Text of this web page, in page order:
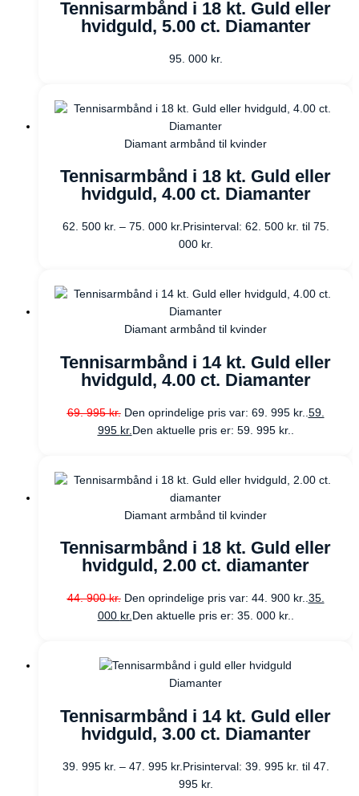
Tennisarmbånd i 18 kt. Guld eller
hvidguld, 5.00 ct. Diamanter
95. 000 kr.
Diamant armbånd til kvinder
Tennisarmbånd i 18 kt. Guld eller
hvidguld, 4.00 ct. Diamanter
62. 500 kr. – 75. 000 kr. Prisinterval: 62. 500 kr. til 75.
000 kr.
Diamant armbånd til kvinder
Tennisarmbånd i 14 kt. Guld eller
hvidguld, 4.00 ct. Diamanter
69. 995kr. Den oprindelige pris var: 69. 995 kr.. 59.
995 kr. Den aktuelle pris er: 59. 995 kr..
Diamant armbånd til kvinder
Tennisarmbånd i 18 kt. Guld eller
hvidguld, 2.00 ct. diamanter
44. 900kr. Den oprindelige pris var: 44. 900 kr..35.
000 kr. Den aktuelle pris er: 35. 000 kr..
Diamanter
Tennisarmbånd i 14 kt. Guld eller
hvidguld, 3.00 ct. Diamanter
39. 995 kr. – 47. 995 kr. Prisinterval: 39. 995 kr. til 47.
995 kr.